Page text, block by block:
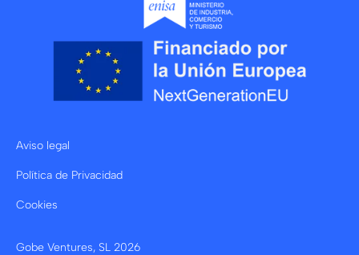
Gobe Ventures, SL 2026
Aviso legal
Política de Privacidad
Cookies